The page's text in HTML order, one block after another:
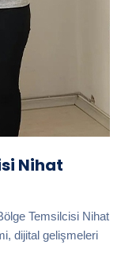
Nihat
Temsilcisi Nihat
dijital gelişmeleri